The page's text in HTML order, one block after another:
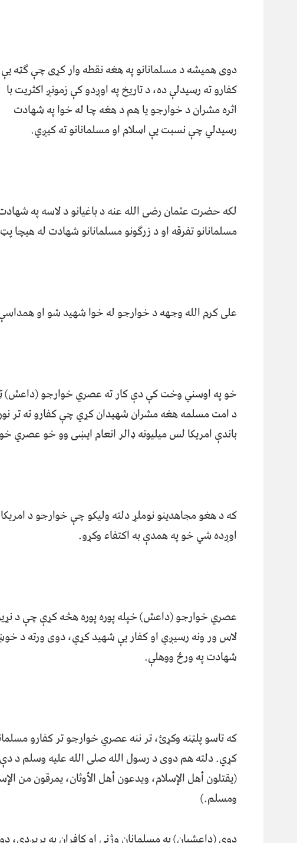
دوی همیشه د مسلمانانو په هغه نقطه وار کړی چې ګټه یې
کفارو ته رسیدلې ده، د تاریخ په اوږدو کې زمونږ اکثریت با
اثره مشران د خوارجو یا هم د هغه چا له خوا په شهادت
رسیدلي چې نسبت یې اسلام او مسلمانانو ته کیږي.
لکه حضرت عثمان رضی الله عنه د باغیانو د لاسه په
مسلمانانو تفرقه او د زرګونو مسلمانانو شهادت له هیچا
علی کرم الله وجهه د خوارجو له خوا شهید شو او
د امت مسلمه هغه مشران شهیدان کړي چې کفارو ته تر
باندې امریکا لس میلیونه ډالر انعام ایښی وو خو
که د هغو مجاهدینو نوملړ دلته ولیکو چې خوارجو د امریکا
اوږده شي خو په همدې به اکتفاء وکړو.
عصري خوارجو (داعش) خپله پوره پوره هڅه کړې چې د
لاس ور ونه رسیږي او کفار یې شهید کړي، دوی ورته د
شهادت په ورځ ووهلې.
که تاسو پلټنه وکړئ، تر ننه عصري خوارجو تر کفارو
کړي. دلته هم دوی د رسول الله صلی الله علیه وسلم
(يقتلون أهل الإسلام، ويدعون أهل الأوثان، يمرقون من
ومسلم.)